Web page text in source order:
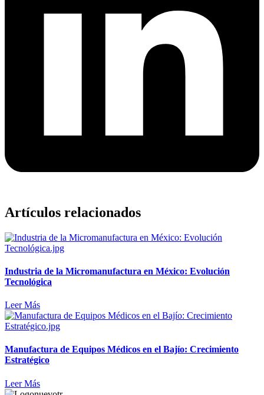
Artículos relacionados
Industria de la Micromanufactura en México: Evolución
Tecnológica
Leer Más
Manufactura de Equipos Médicos en el Bajío: Crecimiento
Estratégico
Leer Más